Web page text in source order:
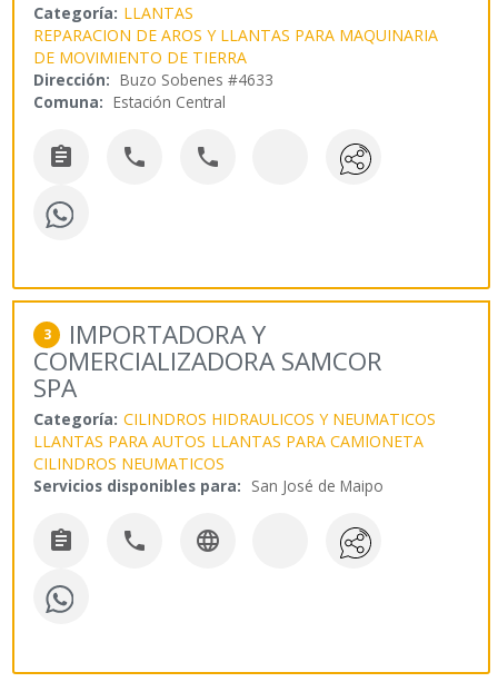
Categoría: LLANTAS
REPARACION DE AROS Y LLANTAS PARA MAQUINARIA
DE MOVIMIENTO DE TIERRA
Dirección: Buzo Sobenes #4633
Comuna: Estación Central
  
3 IMPORTADORA Y
COMERCIALIZADORA SAMCOR
SPA
Categoría: CILINDROS HIDRAULICOS Y NEUMATICOS
LLANTAS PARA AUTOS LLANTAS PARA CAMIONETA
CILINDROS NEUMATICOS
Servicios disponibles para: San José de Maipo
  